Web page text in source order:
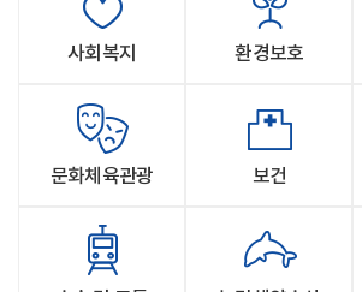
사회복지 환경보호
문화체육관광 보건